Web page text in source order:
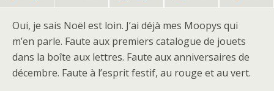
Oui, je sais Noël est loin. J’ai déjà mes Moopys qui
m’en parle. Faute aux premiers catalogue de jouets
dans la boîte aux lettres. Faute aux anniversaires de
décembre. Faute à l’esprit festif, au rouge et au vert.